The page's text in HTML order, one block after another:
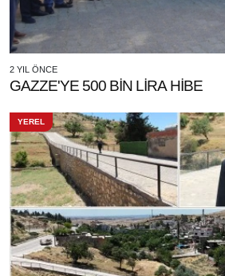
2 YIL ÖNCE
GAZZE'YE 500 BİN LİRA HİBE
YEREL